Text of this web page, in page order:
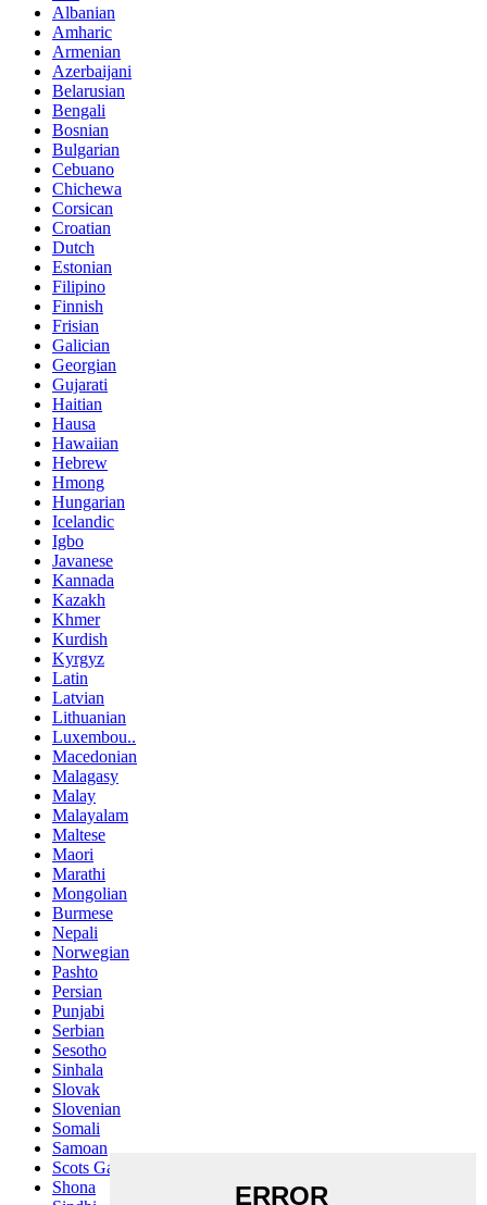
Albanian
Amharic
Armenian
Azerbaijani
Belarusian
Bengali
Bosnian
Bulgarian
Cebuano
Chichewa
Corsican
Croatian
Dutch
Estonian
Filipino
Finnish
Frisian
Galician
Georgian
Gujarati
Haitian
Hausa
Hawaiian
Hebrew
Hmong
Hungarian
Icelandic
Igbo
Javanese
Kannada
Kazakh
Khmer
Kurdish
Kyrgyz
Latin
Latvian
Lithuanian
Luxembou..
Macedonian
Malagasy
Malay
Malayalam
Maltese
Maori
Marathi
Mongolian
Burmese
Nepali
Norwegian
Pashto
Persian
Punjabi
Serbian
Sesotho
Sinhala
Slovak
Slovenian
Somali
Samoan
Scots Gaelic
Shona